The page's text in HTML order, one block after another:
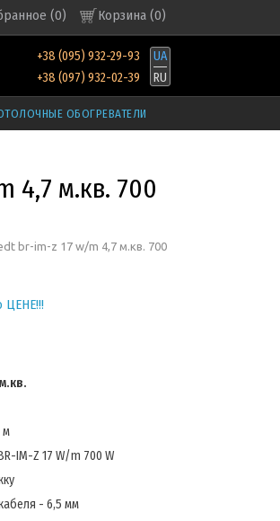
Корзина (0)
(0)
+38 (095) 932-29-93
+38 (097) 932-02-39
UA
RU
ОБОГРЕВАТЕЛИ
4,7 м.кв. 700
br-im-z 17 w/m 4,7 м.кв. 700
ЦЕНЕ!!!
м
IM-Z 17 W/m 700 W
- 6,5 мм